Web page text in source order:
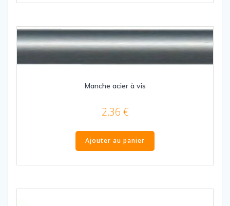
Manche acier à vis
2,36 €
Ajouter au panier